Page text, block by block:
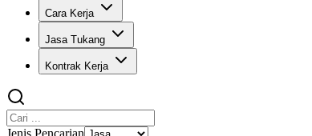
Cara Kerja
Jasa Tukang
Kontrak Kerja
Jenis Pencarian